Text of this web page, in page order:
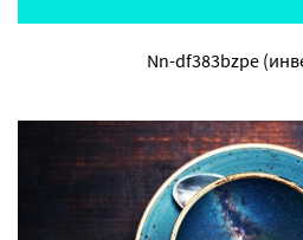
Nn-df383bzpe